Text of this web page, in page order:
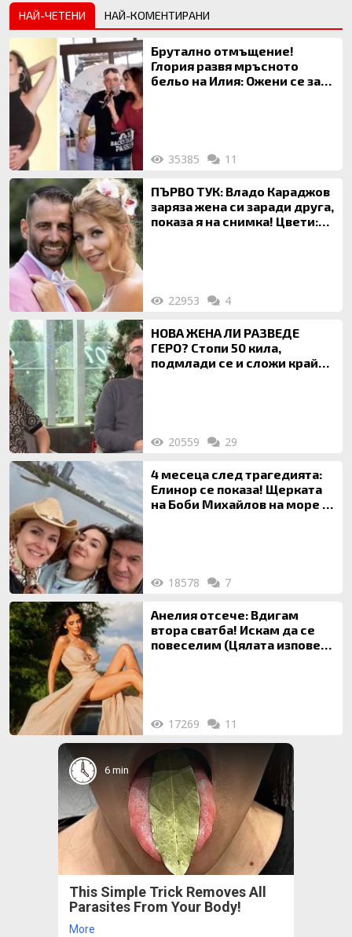
НАЙ-ЧЕТЕНИ НАЙ-КОМЕНТИРАНИ
Брутално отмъщение!
Глория развя мръсното
бельо на Илия: Ожени се за
35385 11
ПЪРВО ТУК: Владо Караджов
заряза жена си заради друга,
показа я на снимка! Цвети:
22953 4
НОВА ЖЕНА ЛИ РАЗВЕДЕ
ГЕРО? Стопи 50 кила,
подмлади се и сложи край
20559 29
4 месеца след трагедията:
Елинор се показа! Щерката
на Боби Михайлов на море с
18578 7
Анелия отсече: Вдигам
втора сватба! Искам да се
повеселим (Цялата изповед
17269 11
6 min
This Simple Trick Removes All
Parasites From Your Body!
More